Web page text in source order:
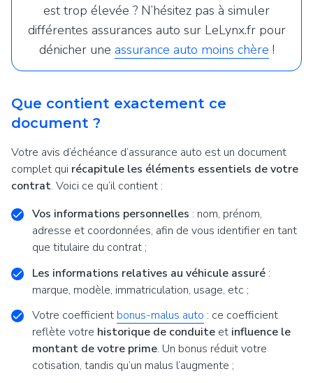
est trop élevée ? N’hésitez pas à simuler
différentes assurances auto sur LeLynx.fr pour
dénicher une assurance auto moins chère !
Que contient exactement ce
document ?
Votre avis d’échéance d’assurance auto est un document
complet qui récapitule les éléments essentiels de votre
contrat. Voici ce qu’il contient :
Vos informations personnelles : nom, prénom,
adresse et coordonnées, afin de vous identifier en tant
que titulaire du contrat ;
Les informations relatives au véhicule assuré :
marque, modèle, immatriculation, usage, etc ;
Votre coefficient bonus-malus auto : ce coefficient
reflète votre historique de conduite et influence le
montant de votre prime. Un bonus réduit votre
cotisation, tandis qu’un malus l’augmente ;